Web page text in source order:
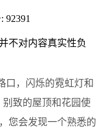
92391
不对内容真实性负
口，闪烁的霓虹灯和
别致的屋顶和花园使
您会发现一个熟悉的